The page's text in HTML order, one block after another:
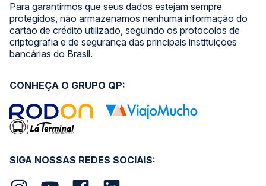
Para garantirmos que seus dados estejam sempre
protegidos, não armazenamos nenhuma informação do
cartão de crédito utilizado, seguindo os protocolos de
criptografia e de segurança das principais instituições
bancárias do Brasil.
SIGA NOSSAS REDES SOCIAIS:
CONHEÇA O GRUPO QP: